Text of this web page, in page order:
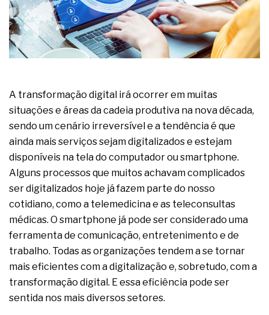
A transformação digital irá ocorrer em muitas
situações e áreas da cadeia produtiva na nova década,
sendo um cenário irreversível e a tendência é que
ainda mais serviços sejam digitalizados e estejam
disponíveis na tela do computador ou smartphone.
Alguns processos que muitos achavam complicados
ser digitalizados hoje já fazem parte do nosso
cotidiano, como a telemedicina e as teleconsultas
médicas. O smartphone já pode ser considerado uma
ferramenta de comunicação, entretenimento e de
trabalho. Todas as organizações tendem a se tornar
mais eficientes com a digitalização e, sobretudo, com a
transformação digital. E essa eficiência pode ser
sentida nos mais diversos setores.